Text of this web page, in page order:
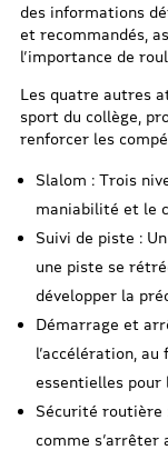
des informations
et recommandés,
l’importance de
Les quatre autres
sport du collège,
renforcer les
Slalom : Trois
maniabilité et le
Suivi de piste :
une piste se
développer la
Démarrage et
l’accélération,
essentielles pour
Sécurité routière
comme s’arrêter